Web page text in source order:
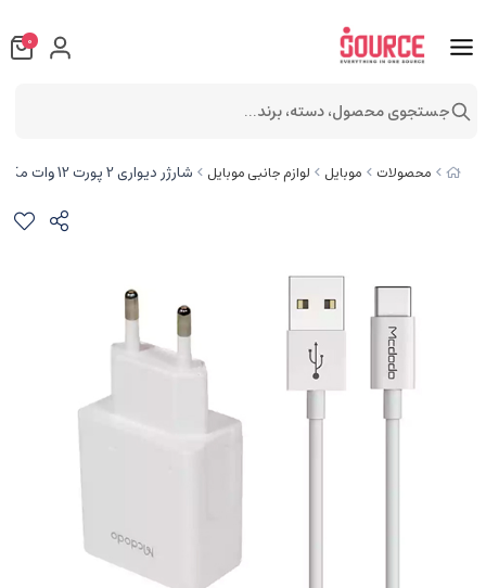
محصولات موبایل لوازم جانبی موبایل شارژر دیواری 2 پورت 12 وات مک دودو CH-3972
0
جستجوی محصول، دسته، برند...